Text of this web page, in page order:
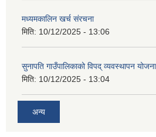
मध्यमकालिन खर्च संरचना
मिति: 10/12/2025 - 13:06
सुनापति गाउँपालिकाको विपद् व्यवस्थापन
मिति: 10/12/2025 - 13:04
अन्य